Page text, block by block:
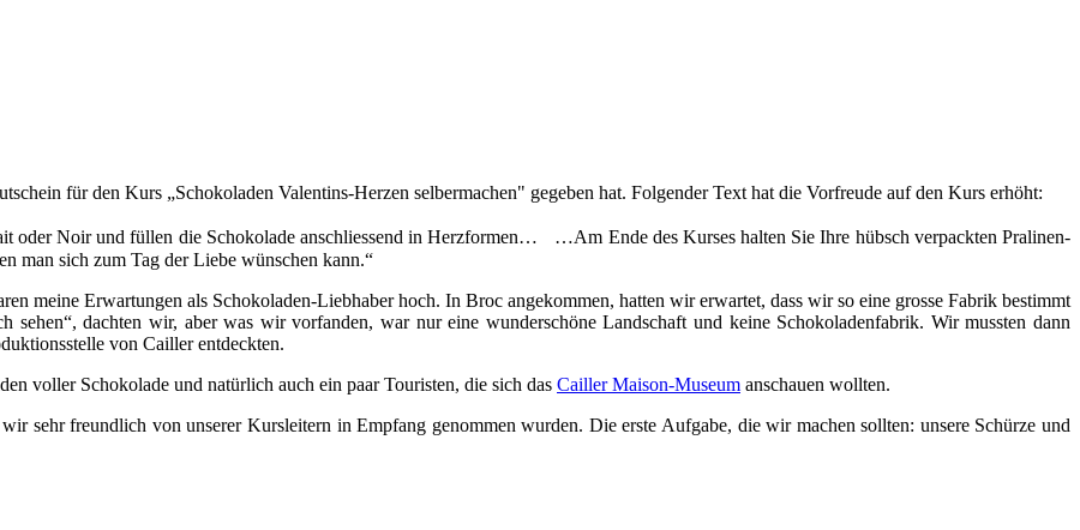
für den Kurs „Schokoladen Valentins-Herzen selbermachen" gegeben hat. Folgender Text hat die Vorfreude auf den Kurs erhöht:
oder Noir und füllen die Schokolade anschliessend in Herzformen… …Am Ende des Kurses halten Sie Ihre hübsch verpackten Pralinen-
man sich zum Tag der Liebe wünschen kann.“
meine Erwartungen als Schokoladen-Liebhaber hoch. In Broc angekommen, hatten wir erwartet, dass wir so eine grosse Fabrik bestimmt
dachten wir, aber was wir vorfanden, war nur eine wunderschöne Landschaft und keine Schokoladenfabrik. Wir mussten dann
von Cailler entdeckten.
voller Schokolade und natürlich auch ein paar Touristen, die sich das Cailler Maison-Museum anschauen wollten.
sehr freundlich von unserer Kursleitern in Empfang genommen wurden. Die erste Aufgabe, die wir machen sollten: unsere Schürze und